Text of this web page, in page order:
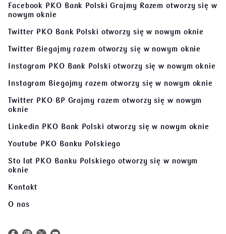
Facebook PKO Bank Polski Grajmy Razemotworzy się w
nowym oknie
Twitter PKO Bank Polski otworzy się w nowym oknie
Twitter Biegajmy razem otworzy się w nowym oknie
Instagram PKO Bank Polski otworzy się w nowym oknie
Instagram Biegajmy razem otworzy się w nowym oknie
Twitter PKO BP Grajmy razem otworzy się w nowym
oknie
Linkedin PKO Bank Polski otworzy się w nowym oknie
Youtube PKO Banku Polskiego
Sto lat PKO Banku Polskiego otworzy się w nowym
oknie
Kontakt
O nas